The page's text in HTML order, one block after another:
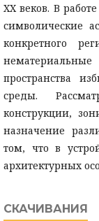
XX веков. В
символические
конкретного
пространства
среды.
конструкции,
назначение
том, что в
архитектурных
СКАЧИВАНИЯ